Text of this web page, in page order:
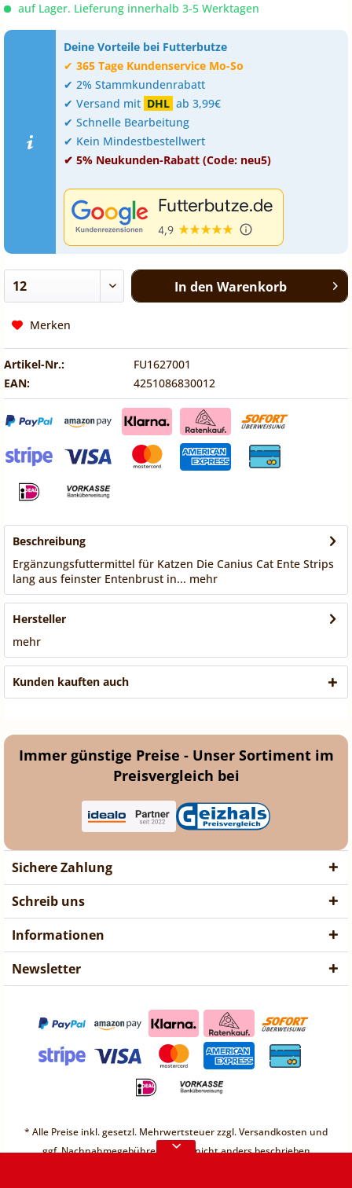
Vorübergehend sind keine
Bestellungen möglich.
auf Lager. Lieferung innerhalb 3-5 Werktagen
Deine Vorteile bei Futterbutze
✔ 365 Tage Kundenservice Mo-So
✔ 2% Stammkundenrabatt
✔ Versand mit DHL ab 3,99€
✔ Schnelle Bearbeitung
✔ Kein Mindestbestellwert
✔ 5% Neukunden-Rabatt (Code: neu5)
In den Warenkorb
Merken
Artikel-Nr.:
FU1627001
EAN:
4251086830012
Beschreibung
Ergänzungsfuttermittel für Katzen Die Canius Cat Ente Strips
lang aus feinster Entenbrust in... mehr
Hersteller
mehr
Kunden kauften auch
Immer günstige Preise - Unser Sortiment im
Preisvergleich bei
Sichere Zahlung
Schreib uns
Informationen
Newsletter
* Alle Preise inkl. gesetzl. Mehrwertsteuer zzgl.Versandkosten und
ggf. Nachnahmegebühren, wenn nicht anders beschrieben